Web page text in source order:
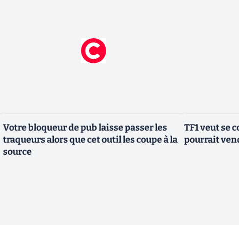
Votre bloqueur de pub laisse passer les
traqueurs alors que cet outil les coupe à la
source
TF1 veut se
pourrait